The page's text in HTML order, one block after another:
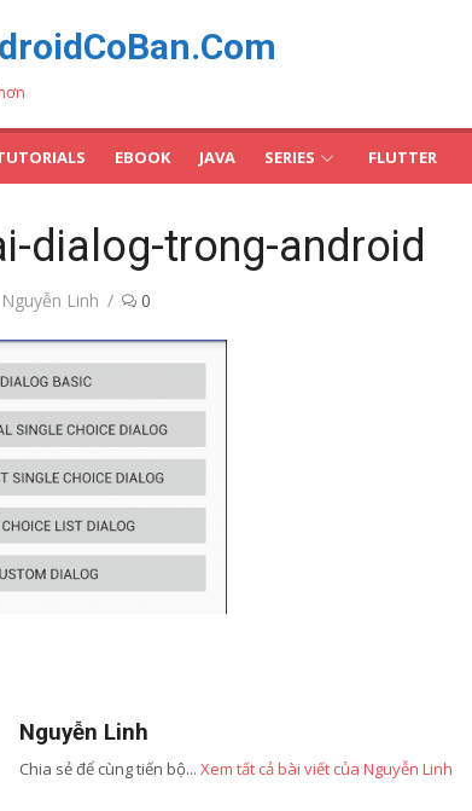
EBOOK JAVA SERIES FLUTTER
dialog-trong-android
Tác
Nguyễn Linh 0
Nguyễn Linh
Chia sẻ để cùng tiến bộ... Xem tất cả bài viết của Nguyễn Linh